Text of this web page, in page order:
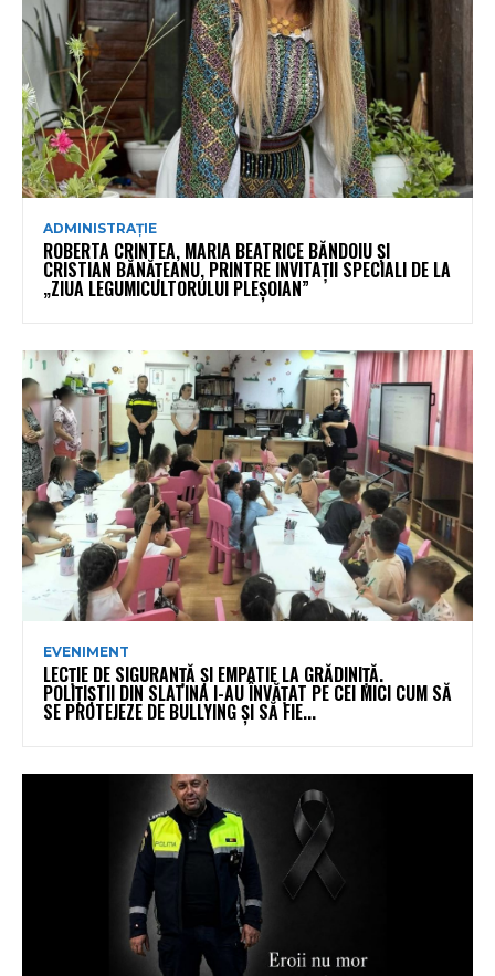
ADMINISTRAȚIE
ROBERTA CRINTEA, MARIA BEATRICE BĂNDOIU ȘI
CRISTIAN BĂNĂȚEANU, PRINTRE INVITAȚII SPECIALI DE LA
„ZIUA LEGUMICULTORULUI PLEȘOIAN”
EVENIMENT
LECȚIE DE SIGURANȚĂ ȘI EMPATIE LA GRĂDINIȚĂ.
POLIȚIȘTII DIN SLATINA I-AU ÎNVĂȚAT PE CEI MICI CUM SĂ
SE PROTEJEZE DE BULLYING ȘI SĂ FIE...